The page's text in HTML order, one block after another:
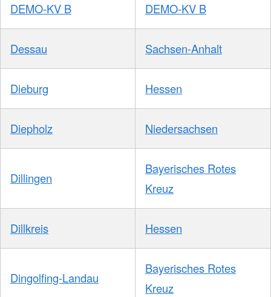
DEMO-KV B DEMO-KV B
Dessau Sachsen-Anhalt
Dieburg Hessen
Diepholz Niedersachsen
Dillingen
Bayerisches Rotes
Kreuz
Dillkreis Hessen
Dingolfing-Landau
Bayerisches Rotes
Kreuz